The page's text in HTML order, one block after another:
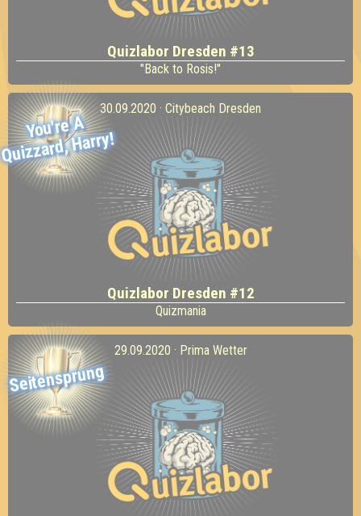
Quizlabor Dresden #13
"Back to Rosis!"
You're
A
Quizzard,
Harry!
30.09.2020 · Citybeach Dresden
Quizlabor Dresden #12
Quizmania
Seitensprung
29.09.2020 · Prima Wetter